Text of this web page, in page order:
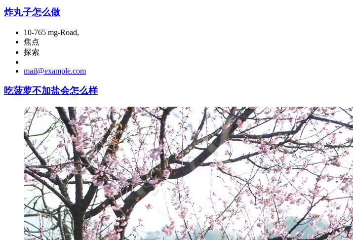
炸丸子怎么做
10-765 mg-Road,
焦点
探索
mail@example.com
吃菠萝不加盐会怎么样